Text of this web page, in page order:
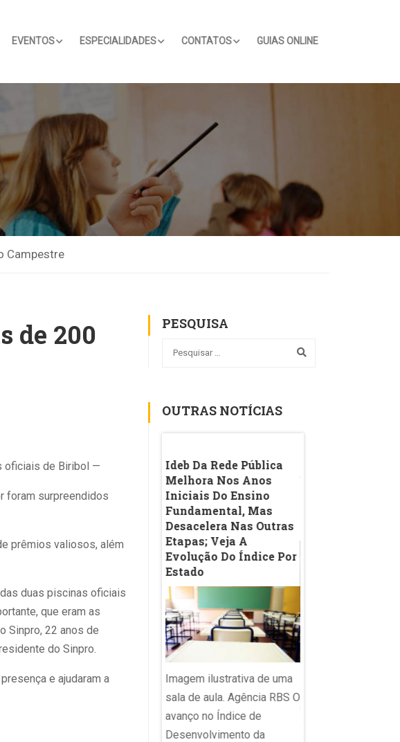
EVENTOS ESPECIALIDADES CONTATOS GUIAS ONLINE
Campestre
de 200
oficiais de Biribol —
foram surpreendidos
prêmios valiosos, além
duas piscinas oficiais
que eram as
Sinpro, 22 anos de
do Sinpro.
e ajudaram a
PESQUISA
OUTRAS NOTÍCIAS
De Enamed: Justiça
MEC A Faculdades Com
Desempenho No Exame
decisão da Justiça
Ideb Da Rede Pública
Melhora Nos Anos
Iniciais Do Ensino
Fundamental, Mas
Desacelera Nas Outras
Etapas; Veja A
Evolução Do Índice Por
Estado
Imagem ilustrativa de uma
sala de aula. Agência RBS O
avanço no Índice de
Desenvolvimento da